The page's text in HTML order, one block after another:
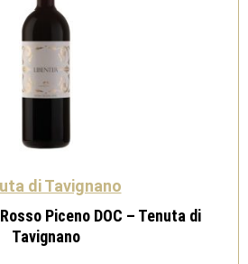
di Tavignano
Piceno DOC – Tenuta di
Tavignano